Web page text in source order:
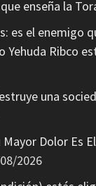
enseña la
es el enemigo
Yehuda Ribco
una
Dolor Es
2026